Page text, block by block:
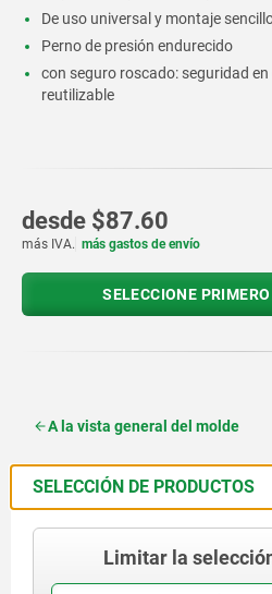
De uso universal y montaje
Perno de presión endurecido
con seguro roscado: seguridad
reutilizable
desde $87.60
más IVA. más gastos de envío
SELECCIONE
A la vista general del molde
SELECCIÓN DE PRODUCTOS
Limitar la